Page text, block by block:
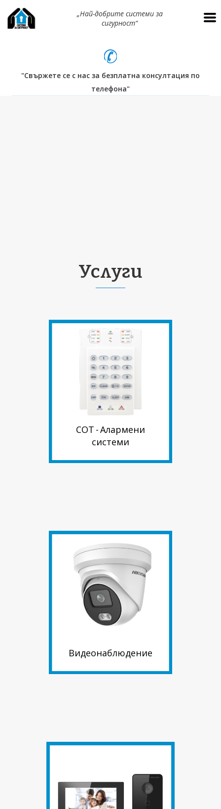
„Най-добрите системи за
сигурност“
"Свържете се с нас за безплатна консултация по
телефона"
Услуги
СОТ - Алармени
системи
Видеонаблюдение